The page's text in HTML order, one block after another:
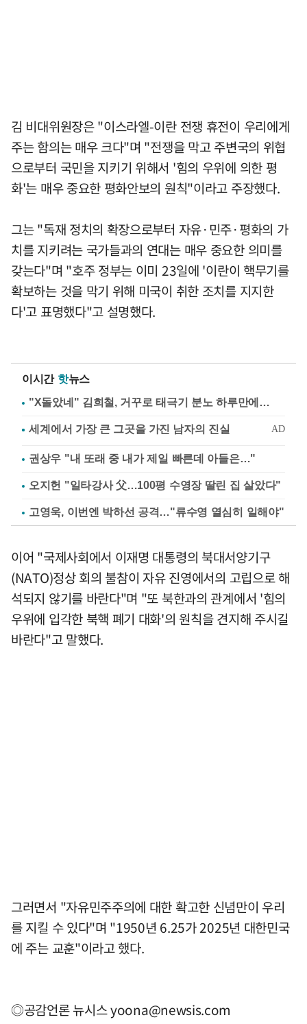
김 비대위원장은 "이스라엘-이란 전쟁 휴전이 우리에게
주는 함의는 매우 크다"며 "전쟁을 막고 주변국의 위협
으로부터 국민을 지키기 위해서 '힘의 우위에 의한 평
화'는 매우 중요한 평화안보의 원칙"이라고 주장했다.
그는 "독재 정치의 확장으로부터 자유·민주·평화의 가
치를 지키려는 국가들과의 연대는 매우 중요한 의미를
갖는다"며 "호주 정부는 이미 23일에 '이란이 핵무기를
확보하는 것을 막기 위해 미국이 취한 조치를 지지한
다'고 표명했다"고 설명했다.
이시간 핫뉴스
"X돌았네" 김희철, 거꾸로 태극기 분노 하루만에…
권상우 "내 또래 중 내가 제일 빠른데 아들은…"
오지헌 "일타강사 父…100평 수영장 딸린 집 살았다"
고영욱, 이번엔 박하선 공격…"류수영 열심히 일해야"
이어 "국제사회에서 이재명 대통령의 북대서양기구
(NATO)정상 회의 불참이 자유 진영에서의 고립으로 해
석되지 않기를 바란다"며 "또 북한과의 관계에서 '힘의
우위에 입각한 북핵 폐기 대화'의 원칙을 견지해 주시길
바란다"고 말했다.
그러면서 "자유민주주의에 대한 확고한 신념만이 우리
를 지킬 수 있다"며 "1950년 6.25가 2025년 대한민국
에 주는 교훈"이라고 했다.
◎공감언론 뉴시스yoona@newsis.com